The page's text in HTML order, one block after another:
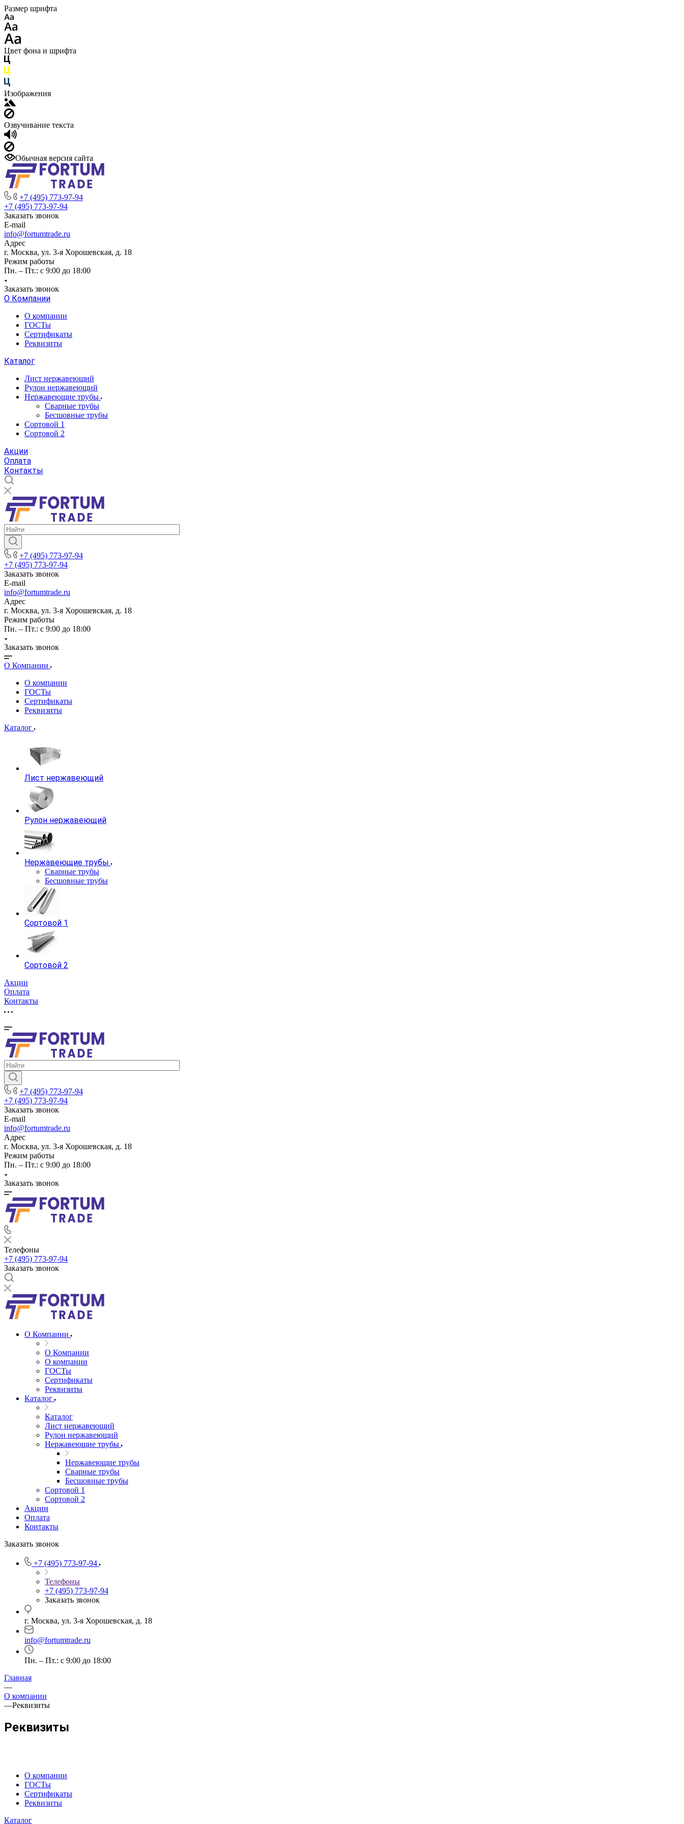
Размер шрифта
Цвет фона и шрифта
Изображения
Озвучивание текста
Обычная версия сайта
+7 (495) 773-97-94
+7 (495) 773-97-94
Заказать звонок
E-mail
info@fortumtrade.ru
Адрес
г. Москва, ул. 3-я Хорошевская, д. 18
Режим работы
Пн. – Пт.: с 9:00 до 18:00
Заказать звонок
О Компании
О компании
ГОСТы
Сертификаты
Реквизиты
Каталог
Лист нержавеющий
Рулон нержавеющий
Нержавеющие трубы
Сварные трубы
Бесшовные трубы
Сортовой 1
Сортовой 2
Акции
Оплата
Контакты
+7 (495) 773-97-94
+7 (495) 773-97-94
Заказать звонок
E-mail
info@fortumtrade.ru
Адрес
г. Москва, ул. 3-я Хорошевская, д. 18
Режим работы
Пн. – Пт.: с 9:00 до 18:00
Заказать звонок
О Компании
О компании
ГОСТы
Сертификаты
Реквизиты
Каталог
Лист нержавеющий
Рулон нержавеющий
Нержавеющие трубы
Сварные трубы
Бесшовные трубы
Сортовой 1
Сортовой 2
Акции
Оплата
Контакты
+7 (495) 773-97-94
+7 (495) 773-97-94
Заказать звонок
E-mail
info@fortumtrade.ru
Адрес
г. Москва, ул. 3-я Хорошевская, д. 18
Режим работы
Пн. – Пт.: с 9:00 до 18:00
Заказать звонок
Телефоны
+7 (495) 773-97-94
Заказать звонок
О Компании
О Компании
О компании
ГОСТы
Сертификаты
Реквизиты
Каталог
Каталог
Лист нержавеющий
Рулон нержавеющий
Нержавеющие трубы
Нержавеющие трубы
Сварные трубы
Бесшовные трубы
Сортовой 1
Сортовой 2
Акции
Оплата
Контакты
Заказать звонок
+7 (495) 773-97-94
Телефоны
+7 (495) 773-97-94
Заказать звонок
г. Москва, ул. 3-я Хорошевская, д. 18
info@fortumtrade.ru
Пн. – Пт.: с 9:00 до 18:00
Главная
—
О компании
—Реквизиты
Реквизиты
О компании
ГОСТы
Сертификаты
Реквизиты
Каталог